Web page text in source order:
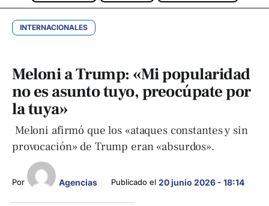
INTERNACIONALES
Meloni a Trump: «Mi popularidad
no es asunto tuyo, preocúpate por
la tuya»
Meloni afirmó que los «ataques constantes y sin
provocación» de Trump eran «absurdos».
Por Agencias Publicado el 20 junio 2026 - 18:14